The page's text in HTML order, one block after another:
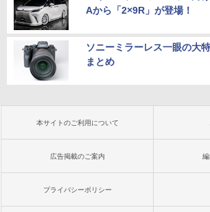
Aから「2×9R」が登場！
ソニーミラーレス一眼の大
まとめ
本サイトのご利用について
広告掲載のご案内
プライバシーポリシー